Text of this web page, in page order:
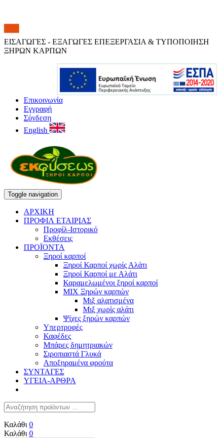
ΕΙΣΑΓΩΓΕΣ - ΕΞΑΓΩΓΕΣ ΕΠΕΞΕΡΓΑΣΙΑ & ΤΥΠΟΠΟΙΗΣΗ
ΞΗΡΩΝ ΚΑΡΠΩΝ
Επικοινωνία
Εγγραφή
Σύνδεση
English
Toggle navigation
ΑΡΧΙΚΗ
ΠΡΟΦΙΛ ΕΤΑΙΡΙΑΣ
Προφίλ-Ιστορικό
Εκθέσεις
ΠΡΟΪΟΝΤΑ
Ξηροί καρποί
Ξηροί Καρποί χωρίς Αλάτι
Ξηροί Καρποί με Αλάτι
Καραμελωμένοι ξηροί καρποί
ΜΙΧ Ξηρών καρπών
Μιξ αλατισμένα
Μιξ χωρίς αλάτι
Ψίχες ξηρών καρπών
Υπερτροφές
Καφέδες
Μπάρες δημητριακών
Σιροπιαστά Γλυκά
Αποξηραμένα φρούτα
ΣΥΝΤΑΓΕΣ
ΥΓΕΙΑ-ΑΡΘΡΑ
Καλάθι 0
Καλάθι 0